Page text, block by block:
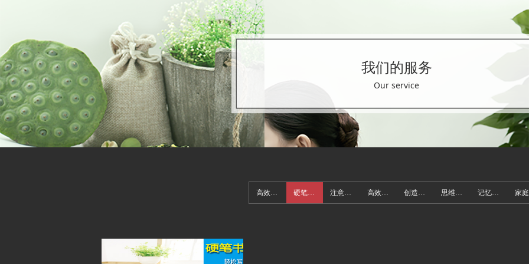
我们的服务
Our service
高效阅读 硬笔课程 注意力训练课程 高效学习力夏令营 创造性思维训练课程 思维训练课程 记忆力训练课程